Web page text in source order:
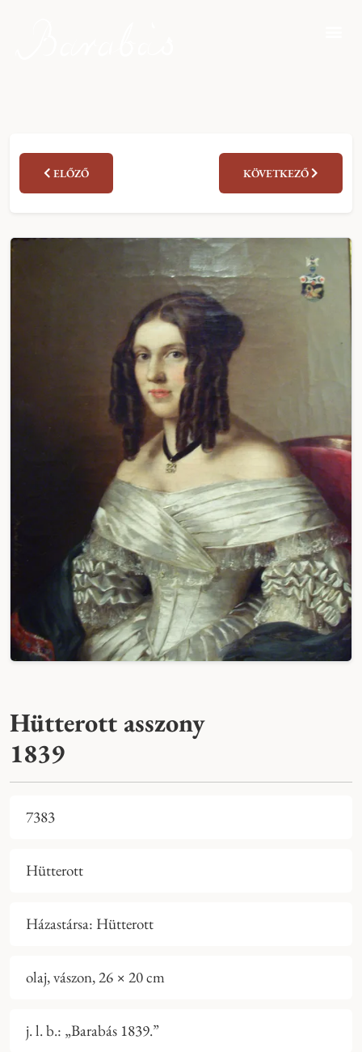
ELŐZŐ KÖVETKEZŐ
Hütterott asszony
1839
7383
Hütterott
Házastársa: Hütterott
olaj, vászon, 26 × 20 cm
j. l. b.: „Barabás 1839.”